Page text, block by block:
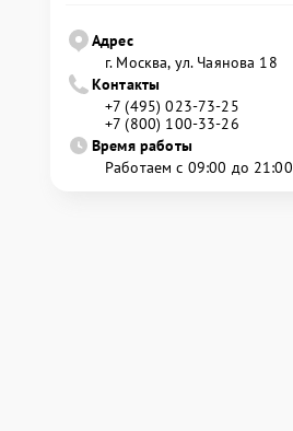
Адрес
г. Москва, ул. Чаянова 18
Контакты
+7 (495) 023-73-25
+7 (800) 100-33-26
Время работы
Работаем с 09:00 до 21:00